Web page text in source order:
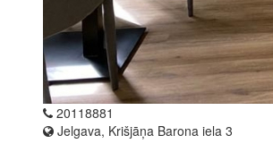
20118881
Jelgava, Krišjāņa Barona iela 3